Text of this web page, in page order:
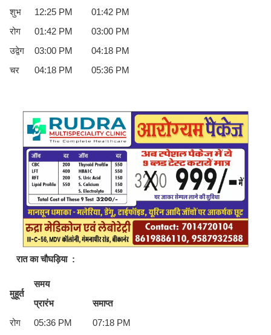
शुभ
12:25 PM
01:42 PM
रोग
01:42 PM
03:00 PM
उद्वेग
03:00 PM
04:18 PM
चर
04:18 PM 05:36 PM
रात का चौघड़िया :
मुहूर्त
समय
प्रारंभ
समाप्त
रोग
05:36 PM 07:18 PM